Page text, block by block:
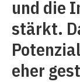
und die
stärkt.
eher